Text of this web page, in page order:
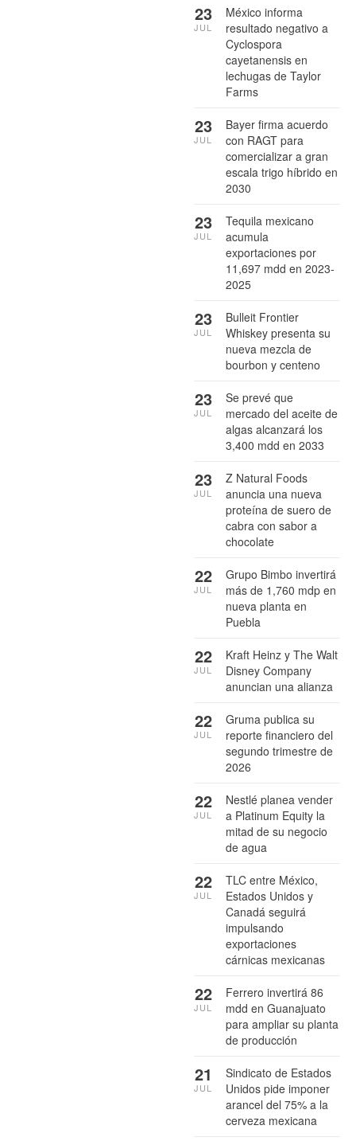
México informa
resultado negativo a
Cyclospora
cayetanensis en
lechugas de Taylor
Farms
23
JUL
Bayer firma acuerdo
con RAGT para
comercializar a gran
escala trigo híbrido en
2030
23
JUL
Tequila mexicano
acumula
exportaciones por
11,697 mdd en 2023-
2025
23
JUL
Bulleit Frontier
Whiskey presenta su
nueva mezcla de
bourbon y centeno
23
JUL
Se prevé que
mercado del aceite de
algas alcanzará los
3,400 mdd en 2033
23
JUL
Z Natural Foods
anuncia una nueva
proteína de suero de
cabra con sabor a
chocolate
23
JUL
Grupo Bimbo invertirá
más de 1,760 mdp en
nueva planta en
Puebla
22
JUL
Kraft Heinz y The Walt
Disney Company
anuncian una alianza
22
JUL
Gruma publica su
reporte financiero del
segundo trimestre de
2026
22
JUL
Nestlé planea vender
a Platinum Equity la
mitad de su negocio
de agua
22
JUL
TLC entre México,
Estados Unidos y
Canadá seguirá
impulsando
exportaciones
cárnicas mexicanas
22
JUL
Ferrero invertirá 86
mdd en Guanajuato
para ampliar su planta
de producción
22
JUL
Sindicato de Estados
Unidos pide imponer
arancel del 75% a la
cerveza mexicana
21
JUL